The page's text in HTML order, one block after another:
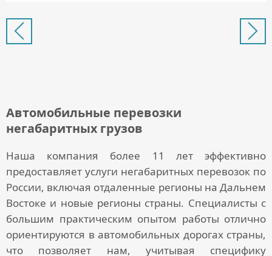
Автомобильные перевозки
негабаритных грузов
Наша компания более 11 лет эффективно
предоставляет услуги негабаритных перевозок по
России, включая отдаленные регионы на Дальнем
Востоке и новые регионы страны. Специалисты с
большим практическим опытом работы отлично
ориентируются в автомобильных дорогах страны,
что позволяет нам, учитывая специфику